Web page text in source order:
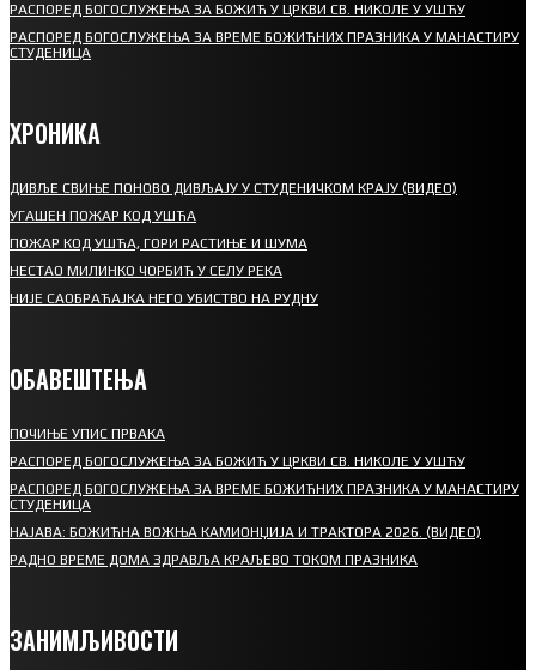
РАСПОРЕД БОГОСЛУЖЕЊА ЗА БОЖИЋ У ЦРКВИ СВ. НИКОЛЕ У УШЋУ
РАСПОРЕД БОГОСЛУЖЕЊА ЗА ВРЕМЕ БОЖИЋНИХ ПРАЗНИКА У МАНАСТИРУ
СТУДЕНИЦА
ХРОНИКА
ДИВЉЕ СВИЊЕ ПОНОВО ДИВЉАЈУ У СТУДЕНИЧКОМ КРАЈУ (ВИДЕО)
УГАШЕН ПОЖАР КОД УШЋА
ПОЖАР КОД УШЋА, ГОРИ РАСТИЊЕ И ШУМА
НЕСТАО МИЛИНКО ЧОРБИЋ У СЕЛУ РЕКА
НИЈЕ САОБРАЋАЈКА НЕГО УБИСТВО НА РУДНУ
ОБАВЕШТЕЊА
ПОЧИЊЕ УПИС ПРВАКА
РАСПОРЕД БОГОСЛУЖЕЊА ЗА БОЖИЋ У ЦРКВИ СВ. НИКОЛЕ У УШЋУ
РАСПОРЕД БОГОСЛУЖЕЊА ЗА ВРЕМЕ БОЖИЋНИХ ПРАЗНИКА У МАНАСТИРУ
СТУДЕНИЦА
НАЈАВА: БОЖИЋНА ВОЖЊА КАМИОНЏИЈА И ТРАКТОРА 2026. (ВИДЕО)
РАДНО ВРЕМЕ ДОМА ЗДРАВЉА КРАЉЕВО ТОКОМ ПРАЗНИКА
ЗАНИМЉИВОСТИ